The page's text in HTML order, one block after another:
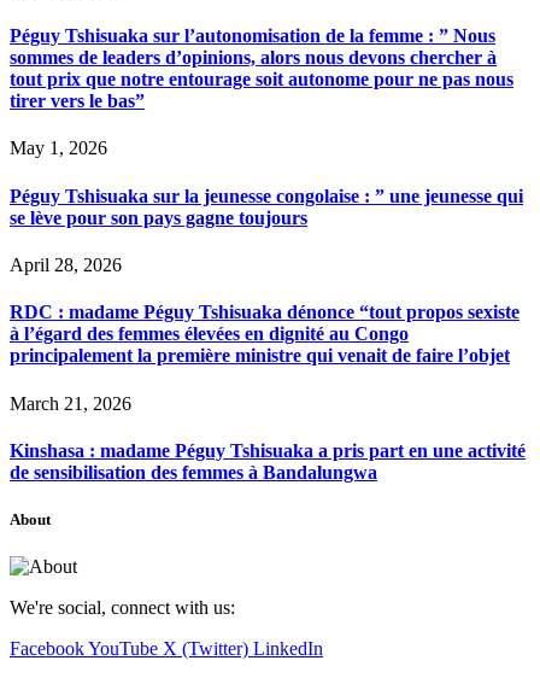
Péguy Tshisuaka sur l’autonomisation de la femme : ” Nous
sommes de leaders d’opinions, alors nous devons chercher à
tout prix que notre entourage soit autonome pour ne pas nous
tirer vers le bas”
May 1, 2026
Péguy Tshisuaka sur la jeunesse congolaise : ” une jeunesse qui
se lève pour son pays gagne toujours
April 28, 2026
RDC : madame Péguy Tshisuaka dénonce “tout propos sexiste
à l’égard des femmes élevées en dignité au Congo
principalement la première ministre qui venait de faire l’objet
March 21, 2026
Kinshasa : madame Péguy Tshisuaka a pris part en une activité
de sensibilisation des femmes à Bandalungwa
About
We're social, connect with us:
FacebookYouTube X (Twitter) LinkedIn